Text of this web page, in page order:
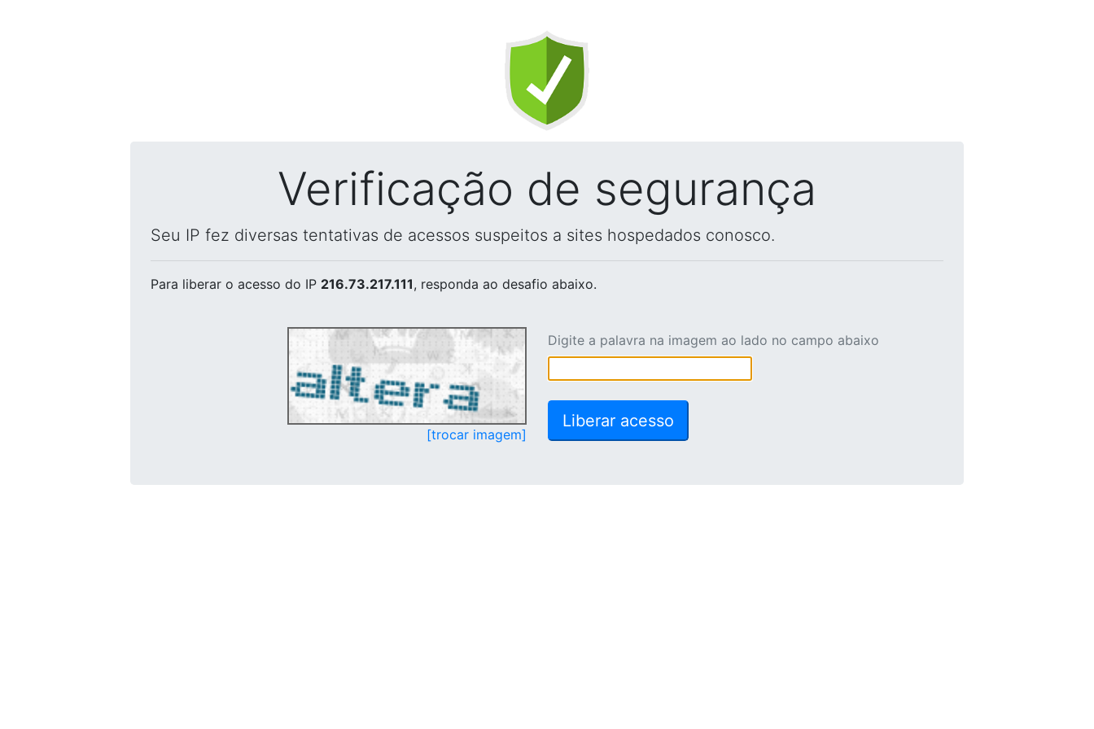
Verificação de segurança
Seu IP fez diversas tentativas de acessos suspeitos a sites hospedados conosco.
Para liberar o acesso do IP 216.73.217.111, responda ao desafio abaixo.
[trocar imagem]
Digite a palavra na imagem ao lado no campo abaixo